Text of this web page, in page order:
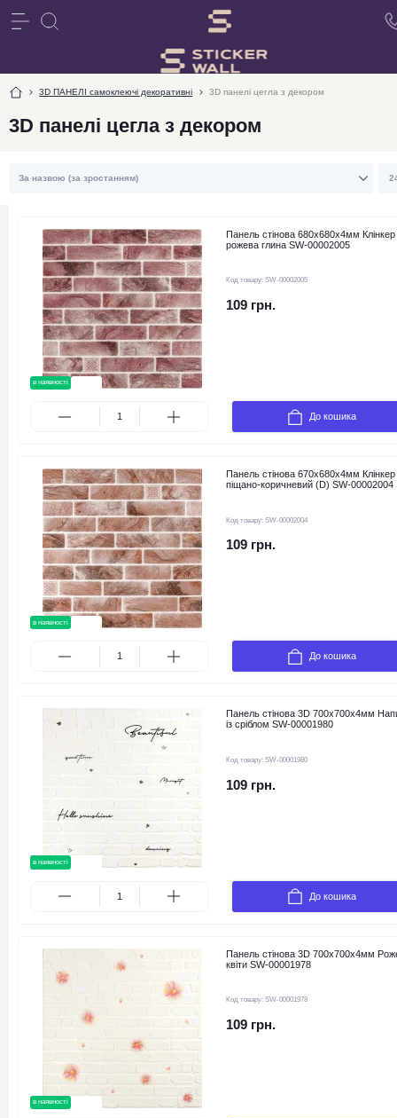
3D ПАНЕЛІ самоклеючі декоративні 3D панелі цегла з декором
3D панелі цегла з декором
в наявності
Панель стінова 680х680х4мм Клінкер
рожева глина SW-00002005
Код товару: SW-00002005
109 грн.
До кошика
в наявності
Панель стінова 670х680х4мм Клінкер
піщано-коричневий (D) SW-00002004
Код товару: SW-00002004
109 грн.
До кошика
в наявності
Панель стінова 3D 700х700х4мм
із сріблом SW-00001980
Код товару: SW-00001980
109 грн.
До кошика
в наявності
Панель стінова 3D 700х700х4мм
квіти SW-00001978
Код товару: SW-00001978
109 грн.